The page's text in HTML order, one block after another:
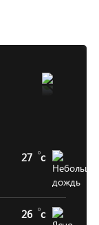
27 c
26 c